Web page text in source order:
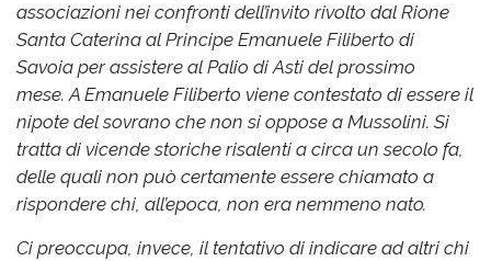
associazioni nei confronti dell’invito rivolto dal Rione
Santa Caterina al Principe Emanuele Filiberto di
Savoia per assistere al Palio di Asti del prossimo
mese.A Emanuele Filiberto viene contestato di essere il
nipote del sovrano che non si oppose a Mussolini. Si
tratta di vicende storiche risalenti a circa un secolo fa,
delle quali non può certamente essere chiamato a
rispondere chi, all’epoca, non era nemmeno nato.
Ci preoccupa, invece, il tentativo di indicare ad altri chi